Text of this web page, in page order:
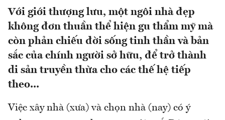
Với giới thượng lưu, một ngôi nhà đẹp
không đơn thuần thể hiện gu thẩm mỹ mà
còn phản chiếu đời sống tinh thần và bản
sắc của chính người sở hữu, để trở thành
di sản truyền thừa cho các thế hệ tiếp
theo...
Việc xây nhà (xưa) và chọn nhà (nay) có ý